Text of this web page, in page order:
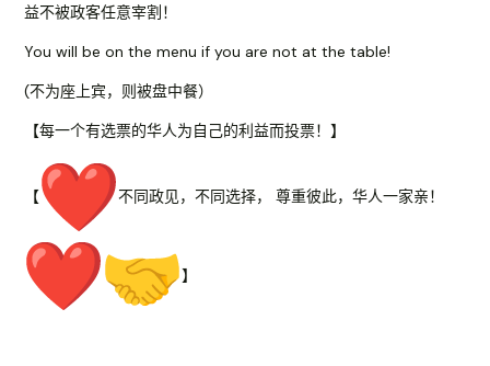
益不被政客任意宰割！
You will be on the menu if you are not at the table!
(不为座上宾，则被盘中餐）
【每一个有选票的华人为自己的利益而投票！】
【 不同政见，不同选择， 尊重彼此，华人一家亲！
】